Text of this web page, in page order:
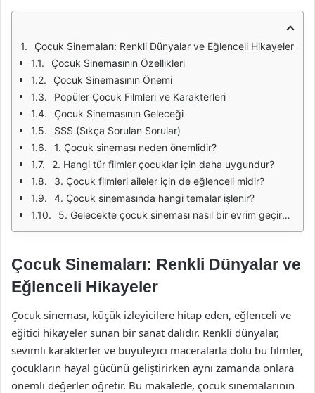
Çocuk Sinemaları: Renkli Dünyalar ve Eğlenceli Hikayeler
Çocuk Sinemasının Özellikleri
Çocuk Sinemasının Önemi
Popüler Çocuk Filmleri ve Karakterleri
Çocuk Sinemasının Geleceği
SSS (Sıkça Sorulan Sorular)
1. Çocuk sineması neden önemlidir?
2. Hangi tür filmler çocuklar için daha uygundur?
3. Çocuk filmleri aileler için de eğlenceli midir?
4. Çocuk sinemasında hangi temalar işlenir?
5. Gelecekte çocuk sineması nasıl bir evrim geçirecek?
Çocuk Sinemaları: Renkli Dünyalar ve
Eğlenceli Hikayeler
Çocuk sineması, küçük izleyicilere hitap eden, eğlenceli ve
eğitici hikayeler sunan bir sanat dalıdır. Renkli dünyalar,
sevimli karakterler ve büyüleyici maceralarla dolu bu filmler,
çocukların hayal gücünü geliştirirken aynı zamanda onlara
önemli değerler öğretir. Bu makalede, çocuk sinemalarının